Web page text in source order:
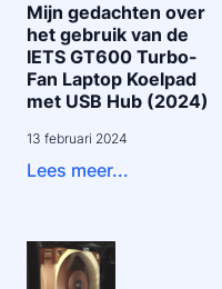
Mijn gedachten over
het gebruik van de
IETS GT600 Turbo-
Fan Laptop Koelpad
met USB Hub (2024)
13 februari 2024
Lees meer...